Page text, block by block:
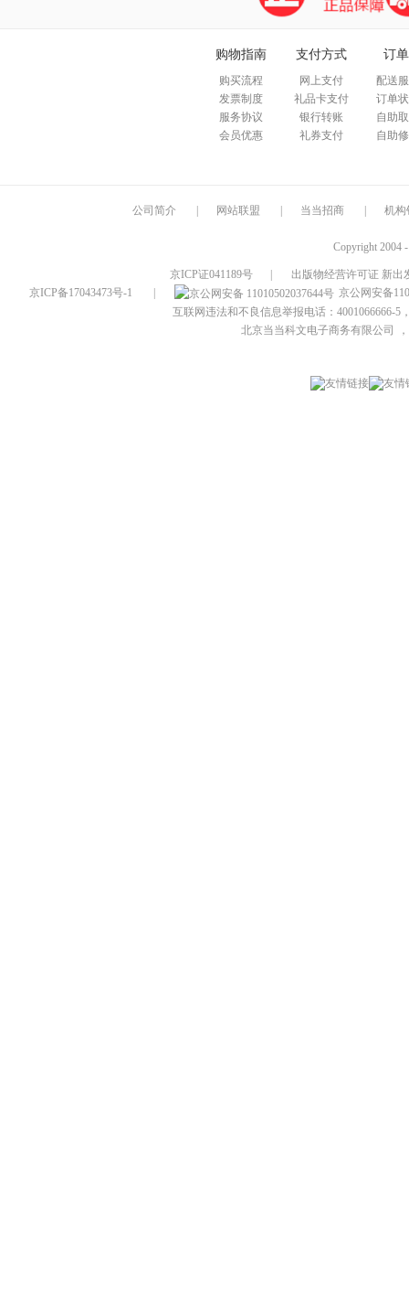
购物指南
购买流程
发票制度
服务协议
会员优惠
支付方式
网上支付
礼品卡支付
银行转账
礼券支付
订
配送
订单
自助
自助
公司简介 网站联盟 当当招商 机构
Copyright 2004
京ICP证041189号
出版物经营许可证 新出
京ICP备17043473号-1
京公网安备
互联网违法和不良信息举报电话：4001066666-5
北京当当科文电子商务有限公司